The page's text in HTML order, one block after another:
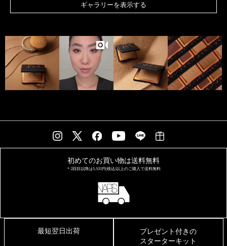
ギャラリーを表示する
初めてのお買い物は送料無料
＊2回目以降は5,500円(税込)以上のご購入で送料無料
最短翌日出荷
プレゼント付きの
スターターキット